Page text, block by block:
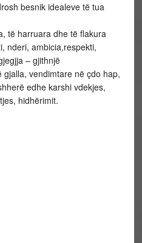
besnik idealeve të tua
të harruara dhe të flakura
nderi, ambicia,respekti,
– gjithnjë
vendimtare në çdo hap,
edhe karshi vdekjes,
hidhërimit.